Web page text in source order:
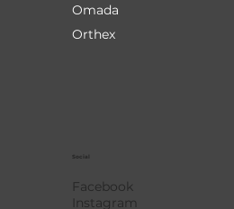
Omada
Orthex
Facebook
Instagram
Social